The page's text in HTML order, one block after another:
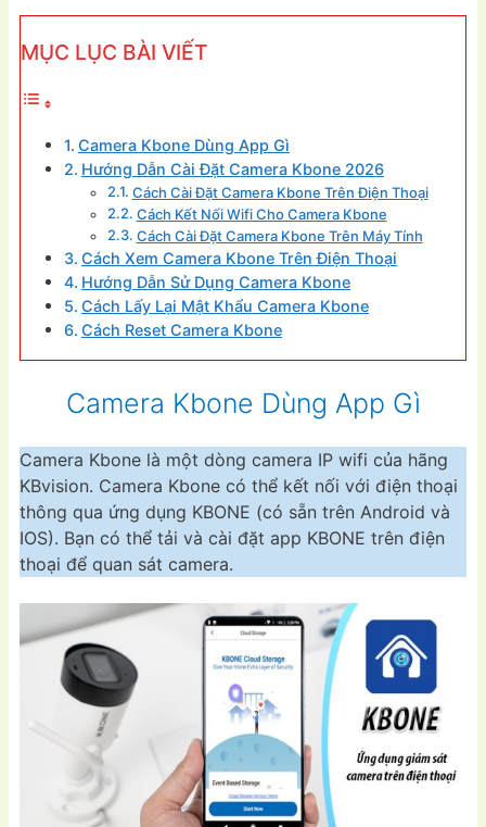
MỤC LỤC BÀI VIẾT
Camera Kbone Dùng App Gì
Hướng Dẫn Cài Đặt Camera Kbone 2026
Cách Cài Đặt Camera Kbone Trên Điện Thoại
Cách Kết Nối Wifi Cho Camera Kbone
Cách Cài Đặt Camera Kbone Trên Máy Tính
Cách Xem Camera Kbone Trên Điện Thoại
Hướng Dẫn Sử Dụng Camera Kbone
Cách Lấy Lại Mật Khẩu Camera Kbone
Cách Reset Camera Kbone
Camera Kbone Dùng App Gì
Camera Kbone là một dòng camera IP wifi của hãng
KBvision. Camera Kbone có thể kết nối với điện thoại
thông qua ứng dụng KBONE (có sẵn trên Android và
IOS). Bạn có thể tải và cài đặt app KBONE trên điện
thoại để quan sát camera.